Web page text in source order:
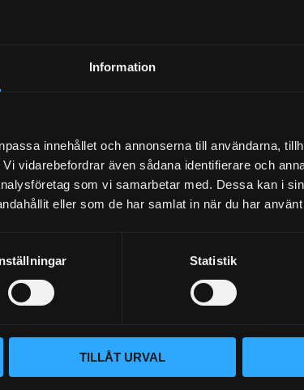
Information
innehållet och annonserna till användarna,
vidarebefordrar även sådana identifierare och
som vi samarbetar med. Dessa kan i
eller som de har samlat in när du har
Statistik
TILLÅT URVAL
VÅR AFFÄRSIDÉ ÄR ENKEL:
Vi lever och andas prestanda.
– du hittar rätt bildelar. Vi
oavsett om det gäller bana,
beprövade produkter och en